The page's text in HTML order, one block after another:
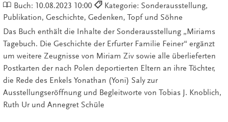
Buch: 10.08.2023 10:00
Kategorie: Sonderausstellung,
Publikation, Geschichte, Gedenken, Topf und Söhne
Das Buch enthält die Inhalte der Sonderausstellung „Miriams
Tagebuch. Die Geschichte der Erfurter Familie Feiner“ ergänzt
um weitere Zeugnisse von Miriam Ziv sowie alle überlieferten
Postkarten der nach Polen deportierten Eltern an ihre Töchter,
die Rede des Enkels Yonathan (Yoni) Saly zur
Ausstellungseröffnung und Begleitworte von Tobias J. Knoblich,
Ruth Ur und Annegret Schüle